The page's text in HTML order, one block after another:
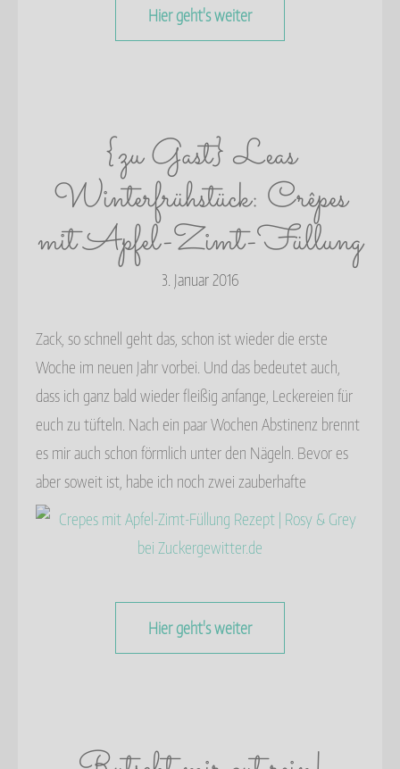
Hier geht's weiter
{zu Gast} Leas
Winterfrühstück: Crêpes
mit Apfel-Zimt-Füllung
3. Januar 2016
Zack, so schnell geht das, schon ist wieder die erste
Woche im neuen Jahr vorbei. Und das bedeutet auch,
dass ich ganz bald wieder fleißig anfange, Leckereien für
euch zu tüfteln. Nach ein paar Wochen Abstinenz brennt
es mir auch schon förmlich unter den Nägeln. Bevor es
aber soweit ist, habe ich noch zwei zauberhafte
Hier geht's weiter